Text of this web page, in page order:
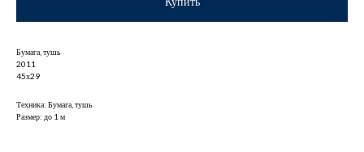
Бумага, тушь
2011
45х29
Техника: Бумага, тушь
Размер: до 1 м